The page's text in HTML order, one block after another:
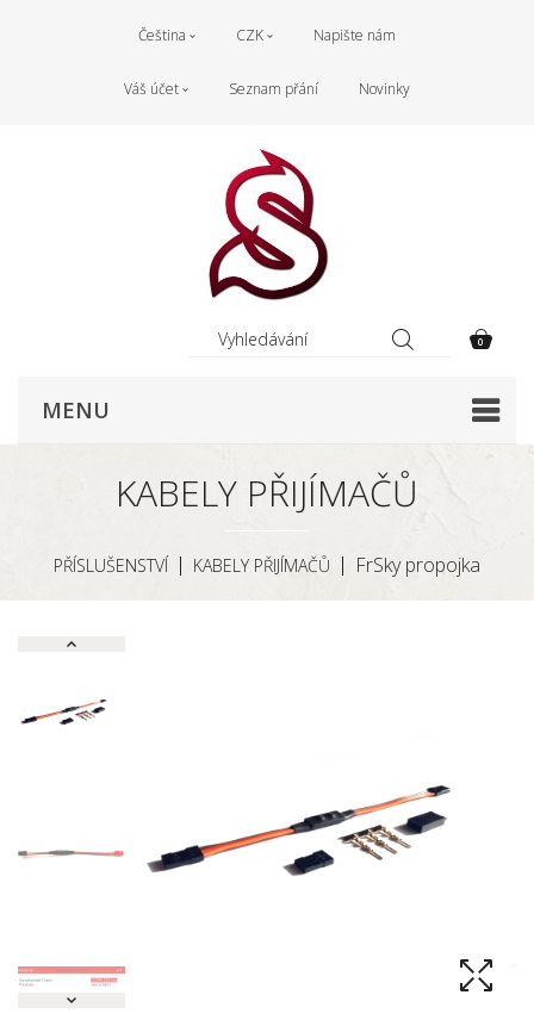
Čeština CZK Napište nám
Váš účet Seznam přání Novinky
0
MENU
KABELY PŘIJÍMAČŮ
PŘÍSLUŠENSTVÍ KABELY PŘIJÍMAČŮ FrSky propojka